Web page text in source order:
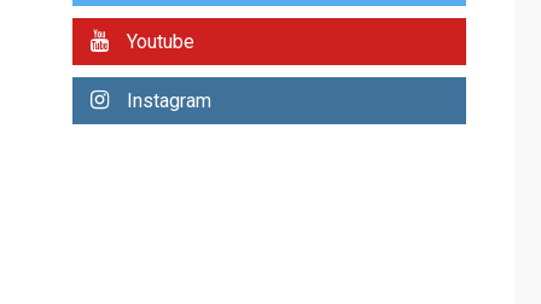
1
operaciones de carga
Aeropuerto de
Youtube
Instagram